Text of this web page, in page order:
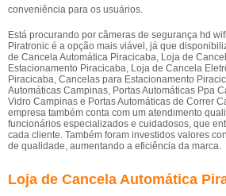
conveniência para os usuários.
Está procurando por câmeras de segurança hd
Piratronic é a opção mais viável, já que
de Cancela Automática Piracicaba, Loja de
Estacionamento Piracicaba, Loja de Cancela
Piracicaba, Cancelas para Estacionamento
Automáticas Campinas, Portas Automáticas Ppa
Vidro Campinas e Portas Automáticas de Correr
empresa também conta com um atendimento
funcionários especializados e cuidadosos, que
cada cliente. Também foram investidos valores
de qualidade, aumentando a eficiência da marca.
Loja de Cancela Automática